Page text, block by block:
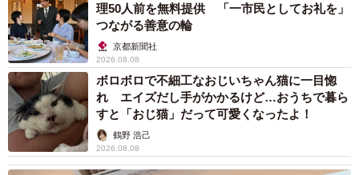
理50人前を無料提供 「一市民としてお礼を」
つながる善意の輪
京都新聞社
2026.08.08
ボロボロで不細工なおじいちゃん猫に一目惚
れ エイズだし手がかかるけど…おうちで暮ら
すと「おじ猫」だって可愛くなったよ！
鶴野 浩己
2026.08.08